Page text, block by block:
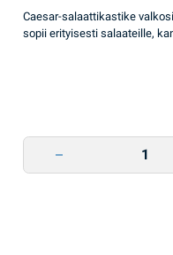
Caesar-salaattikastike
sopii erityisesti salaateille,